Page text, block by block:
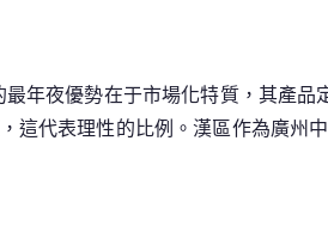
年夜優勢在于市場化特質，其產品
這代表理性的比例。漢區作為廣